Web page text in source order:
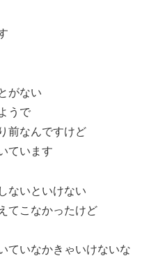
がない
うで
前なんですけど
ています
ないといけない
てこなかったけど
ていなかきゃいけないな